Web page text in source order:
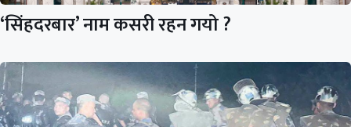
‘सिंहदरबार’ नाम कसरी रहन गयो ?